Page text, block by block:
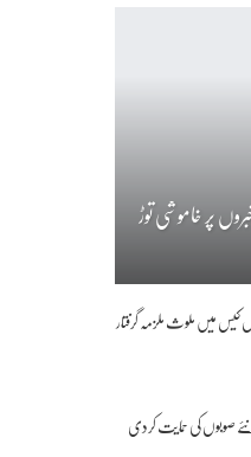
پر خاموشی توڑ
کیس میں ملوث ملزمہ گرفتار
صوبوں کی حمایت کردی